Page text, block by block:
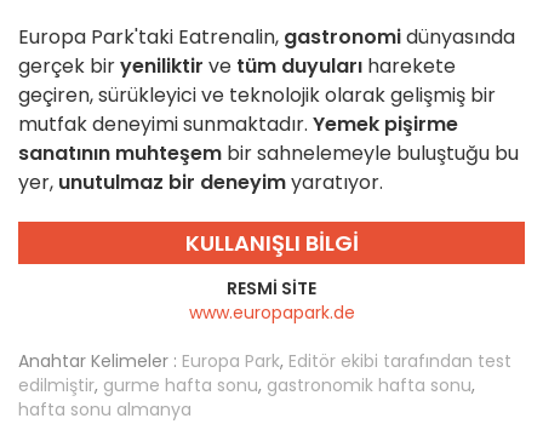
Europa Park'taki Eatrenalin, gastronomidünyasında
gerçek biryeniliktir ve tüm duyuları harekete
geçiren, sürükleyici ve teknolojik olarak gelişmiş bir
mutfak deneyimi sunmaktadır. Yemek pişirme
sanatının muhteşem bir sahnelemeyle buluştuğu bu
yer, unutulmaz bir deneyimyaratıyor.
KULLANIŞLI BILGI
RESMI SITE
www.europapark.de
Anahtar Kelimeler : Europa Park, Editör ekibi tarafından test
edilmiştir, gurme hafta sonu, gastronomik hafta sonu,
hafta sonu almanya